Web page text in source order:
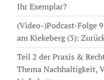
Ihr Exemplar?
(Video-)Podcast-Folge
am Kiekeberg (3):
Teil 2 der Praxis &
Thema Nachhaltigkeit,